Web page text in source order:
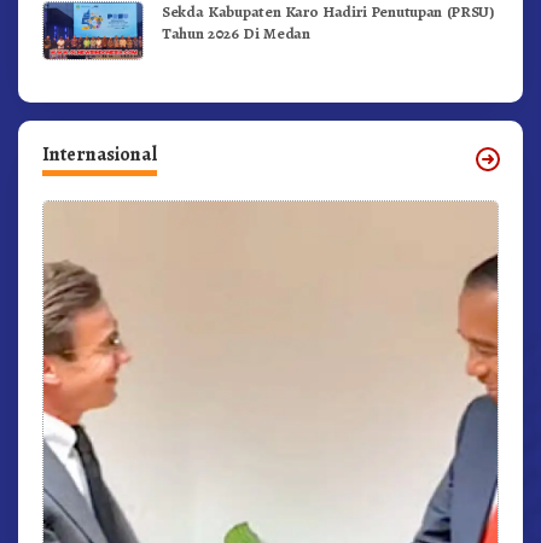
Sekda Kabupaten Karo Hadiri Penutupan (PRSU)
Tahun 2026 Di Medan
Internasional